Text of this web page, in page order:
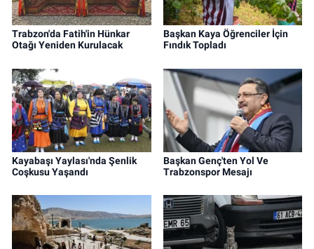
Trabzon'da Fatih'in Hünkar
Otağı Yeniden Kurulacak
Başkan Kaya Öğrenciler İçin
Fındık Topladı
Kayabaşı Yaylası'nda Şenlik
Coşkusu Yaşandı
Başkan Genç'ten Yol Ve
Trabzonspor Mesajı